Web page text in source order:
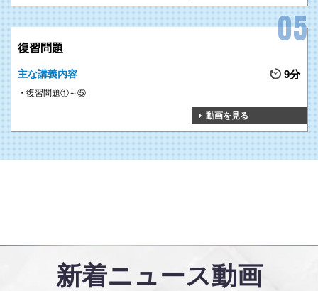
復習問題
主な講義内容 9分
復習問題①～⑤
動画を見る
新着ニュース動画